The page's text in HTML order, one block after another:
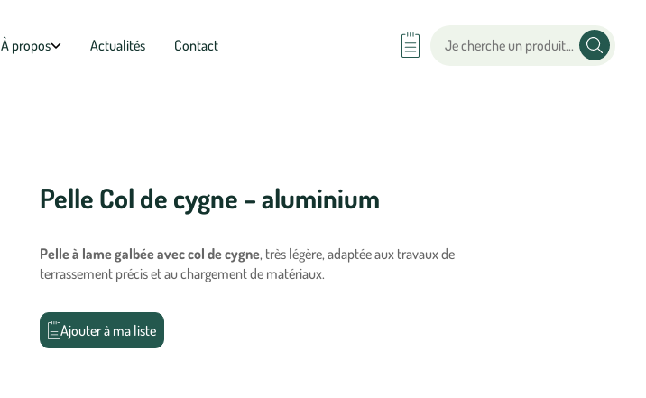
À propos Actualités Contact
Pelle Col de cygne – aluminium
Pelle à lame galbée avec col de cygne, très légère, adaptée aux travaux de
terrassement précis et au chargement de matériaux.
Ajouter à ma liste